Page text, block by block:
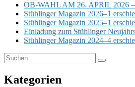
OB-WAHL AM 26. APRIL 2026
Stühlinger Magazin 2026–1
Stühlinger Magazin 2025–1
Einladung zum Stühlinger
Stühlinger Magazin 2024–4
Suchen
nach:
Suchen
Kategorien